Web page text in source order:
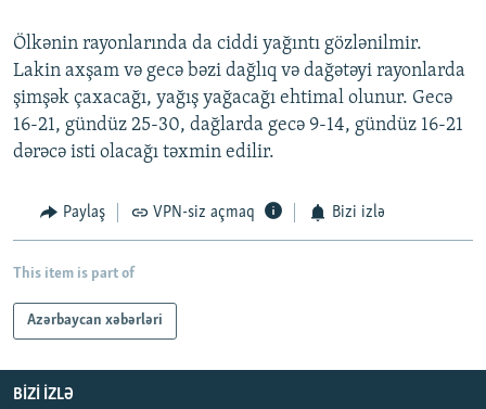
Ölkənin rayonlarında da ciddi yağıntı gözlənilmir.
Lakin axşam və gecə bəzi dağlıq və dağətəyi rayonlarda
şimşək çaxacağı, yağış yağacağı ehtimal olunur. Gecə
16-21, gündüz 25-30, dağlarda gecə 9-14, gündüz 16-21
dərəcə isti olacağı təxmin edilir.
Paylaş VPN-siz açmaq Bizi izlə
This item is part of
Azərbaycan xəbərləri
BIZI IZLƏ